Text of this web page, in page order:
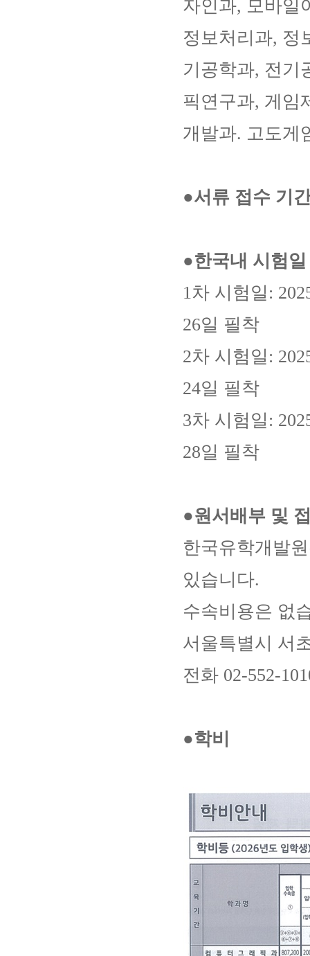
자인과, 모바일
정보처리과, 정
기공학과, 전기
픽연구과, 게임
개발과. 고도게
●서류 접수 기
●한국내 시험일
1차 시험일:
26일 필착
2차 시험일:
24일 필착
3차 시험일:
28일 필착
●원서배부 및
한국유학개발
있습니다.
수속비용은 없
서울특별시 서
전화 02-552-
●